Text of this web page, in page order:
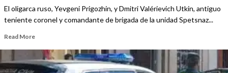
El oligarca ruso, Yevgeni Prigozhin, y Dmitri Valérievich Utkin, antiguo
teniente coronel y comandante de brigada de la unidad Spetsnaz...
Read More